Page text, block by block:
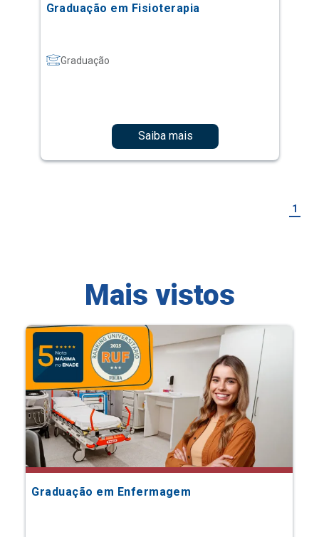
Graduação em Fisioterapia
Graduação
Saiba mais
1
Mais vistos
Graduação em Enfermagem